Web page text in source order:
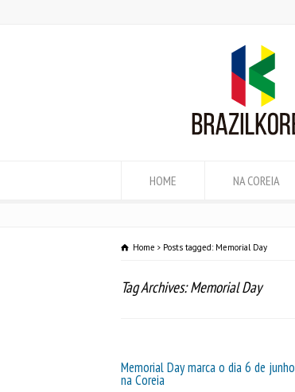
HOME NA COREIA
Home Posts tagged: Memorial Day
Tag Archives: Memorial Day
Memorial Day marca o dia 6 de junho
na Coreia